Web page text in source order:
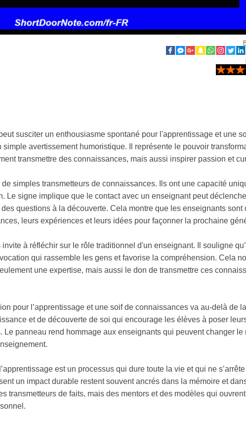
susciter un enthousiasme spontané pour l'apprentissage et une
avertissement humoristique. Il représente le pouvoir
transmettre des connaissances, mais aussi inspirer passion et
simples transmetteurs de connaissances. Ils ont une capacité
Le signe implique que le contact avec un enseignant peut
questions à la découverte. Cela montre que les enseignants sont
leurs expériences et leurs idées pour façonner la prochaine
à réfléchir sur le rôle traditionnel d'un enseignant. Il souligne
qui rassemble les gens et favorise la compréhension. Cela
une expertise, mais aussi le don de transmettre ces
pour l’apprentissage et une soif de connaissances va au-delà de la
et de découverte de soi qui encourage les élèves à poser
Le panneau rend hommage aux enseignants qui peuvent changer le
est un processus qui dure toute la vie et qui ne
un impact durable restent souvent ancrés dans la mémoire et
transmetteurs de faits, mais des mentors et des modèles qui